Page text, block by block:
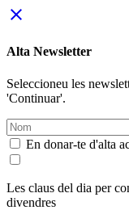
close
Alta Newsletter
Seleccioneu les
'Continuar'.
En donar-te d'alta
Les claus del dia per
divendres